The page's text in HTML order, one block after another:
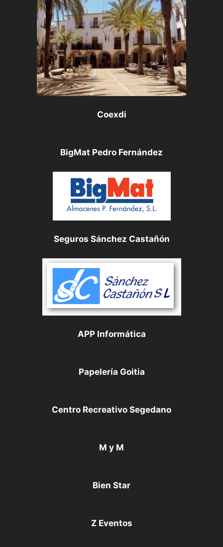
Coexdi
BigMat Pedro Fernández
Seguros Sánchez Castañón
APP Informática
Papelería Goitia
Centro Recreativo Segedano
M y M
Bien Star
Z Eventos